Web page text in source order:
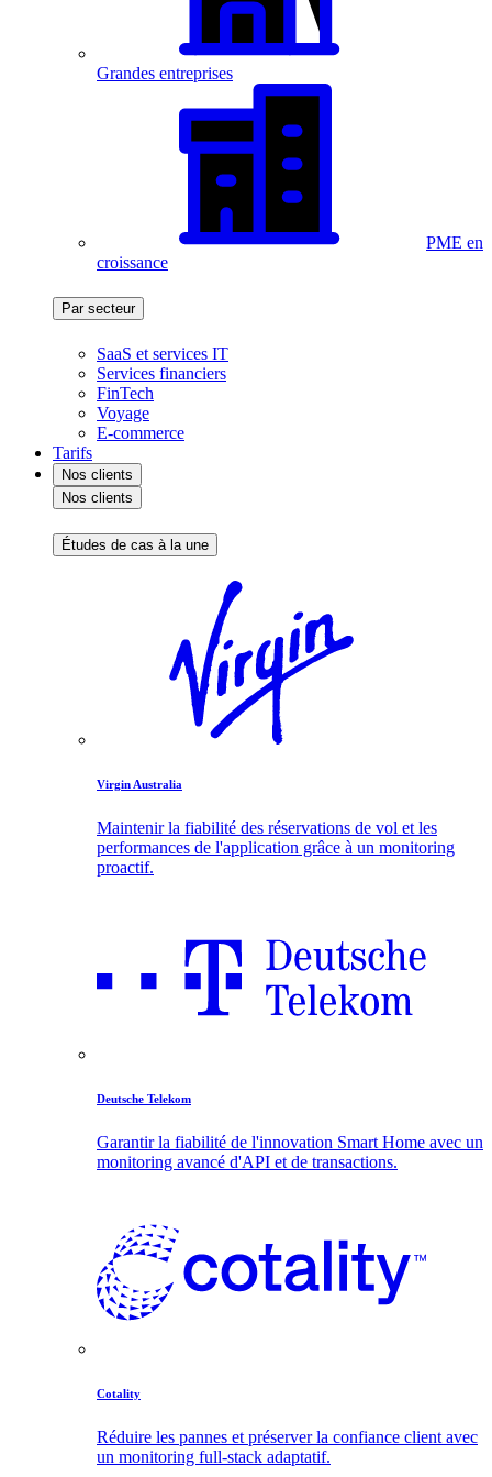
Grandes entreprises
PME en
croissance
Par secteur
SaaS et services IT
Services financiers
FinTech
Voyage
E-commerce
Tarifs
Nos clients
Nos clients
Études de cas à la une
Virgin Australia
Maintenir la fiabilité des réservations de vol et les
performances de l'application grâce à un monitoring
proactif.
Deutsche Telekom
Garantir la fiabilité de l'innovation Smart Home avec un
monitoring avancé d'API et de transactions.
Cotality
Réduire les pannes et préserver la confiance client avec
un monitoring full-stack adaptatif.